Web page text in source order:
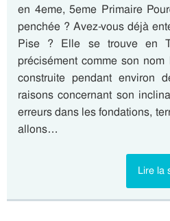
en 4eme, 5eme Primaire
penchée ? Avez-vous déjà
Pise ? Elle se trouve en
précisément comme son
construite pendant environ
raisons concernant son
erreurs dans les fondations,
allons…
Lire la